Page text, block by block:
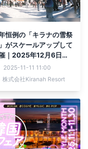
恒例の「キラナの雪祭
がスケールアップして
｜2025年12月6日
）・7日（日）開催
ラナガーデン豊洲】
2025-11-11 11:00
株式会社Kiranah Resort